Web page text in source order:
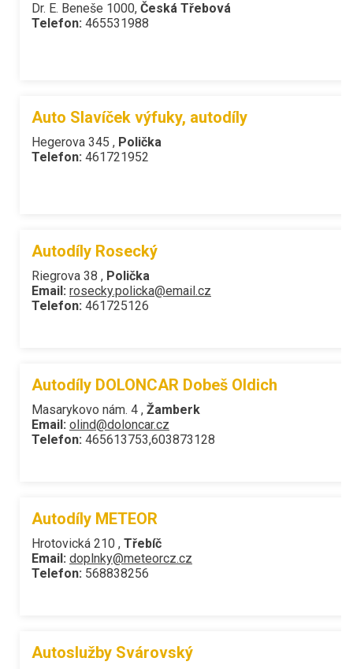
Dr. E. Beneše 1000, Česká Třebová
Telefon: 465531988
Auto Slavíček výfuky, autodíly
Hegerova 345 , Polička
Telefon: 461721952
Autodíly Rosecký
Riegrova 38 , Polička
Email: rosecky.policka@email.cz
Telefon: 461725126
Autodíly DOLONCAR Dobeš Oldich
Masarykovo nám. 4 , Žamberk
Email: olind@doloncar.cz
Telefon: 465613753,603873128
Autodíly METEOR
Hrotovická 210 , Třebíč
Email: doplnky@meteorcz.cz
Telefon: 568838256
Autoslužby Svárovský